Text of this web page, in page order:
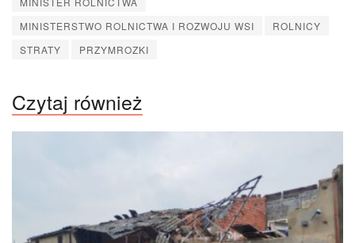
MINISTERSTWO ROLNICTWA I ROZWOJU WSI
ROLNICY
STRATY
PRZYMROZKI
Czytaj również